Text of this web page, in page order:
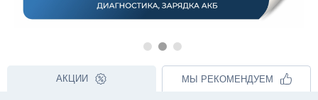
АКЦИИ МЫ РЕКОМЕНДУЕМ